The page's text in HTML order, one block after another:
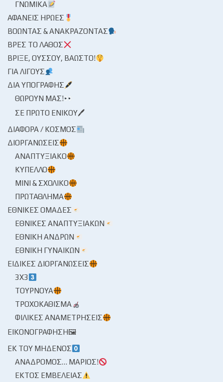
ΓΝΩΜΙΚΆ
ΑΦΑΝΕΊΣ ΉΡΩΕΣ
ΒΟΏΝΤΑΣ & ΑΝΑΚΡΆΖΟΝΤΑΣ
ΒΡΕΣ ΤΟ ΛΆΘΟΣ
ΒΡΊΞΕ, ΟΎΣΣΟΥ, ΒΆΩΣΤΟ!
ΓΙΑ ΛΊΓΟΥΣ
ΔΙΑ ΥΠΟΓΡΑΦΉΣ
ΘΩΡΟΎΝ ΜΑΣ!
ΣΕ ΠΡΏΤΟ ΕΝΙΚΟΎ🖊
ΔΙΆΦΟΡΑ / ΚΌΣΜΟΣ
ΔΙΟΡΓΑΝΏΣΕΙΣ
ΑΝΑΠΤΥΞΙΑΚΌ
ΚΎΠΕΛΛΟ
ΜΊΝΙ & ΣΧΟΛΙΚΌ
ΠΡΩΤΆΘΛΗΜΑ
ΕΘΝΙΚΈΣ ΟΜΆΔΕΣ
ΕΘΝΙΚΈΣ ΑΝΑΠΤΥΞΙΑΚΏΝ
ΕΘΝΙΚΉ ΑΝΔΡΏΝ
ΕΘΝΙΚΉ ΓΥΝΑΙΚΏΝ
ΕΙΔΙΚΈΣ ΔΙΟΡΓΑΝΏΣΕΙΣ
3X3
ΤΟΥΡΝΟΥΆ
ΤΡΟΧΟΚΆΘΙΣΜΑ
ΦΙΛΙΚΈΣ ΑΝΑΜΕΤΡΉΣΕΙΣ
ΕΙΚΟΝΟΓΡΆΦΗΣΗ🖼
ΕΚ ΤΟΥ ΜΗΔΕΝΌΣ
ΑΝΆΔΡΟΜΟΣ… ΜΆΡΙΟΣ!
ΕΚΤΌΣ ΕΜΒΈΛΕΙΑΣ